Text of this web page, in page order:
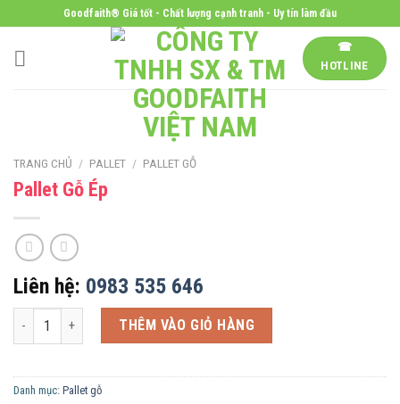
to
content
Goodfaith® Giá tốt - Chất lượng cạnh tranh - Uy tín làm đầu
☎
HOTLINE
TRANG CHỦ / PALLET / PALLET GỖ
Pallet Gỗ Ép
Liên hệ: 0983 535 646
Pallet Gỗ Ép số lượngTHÊM VÀO GIỎ HÀNG
Danh mục: Pallet gỗ